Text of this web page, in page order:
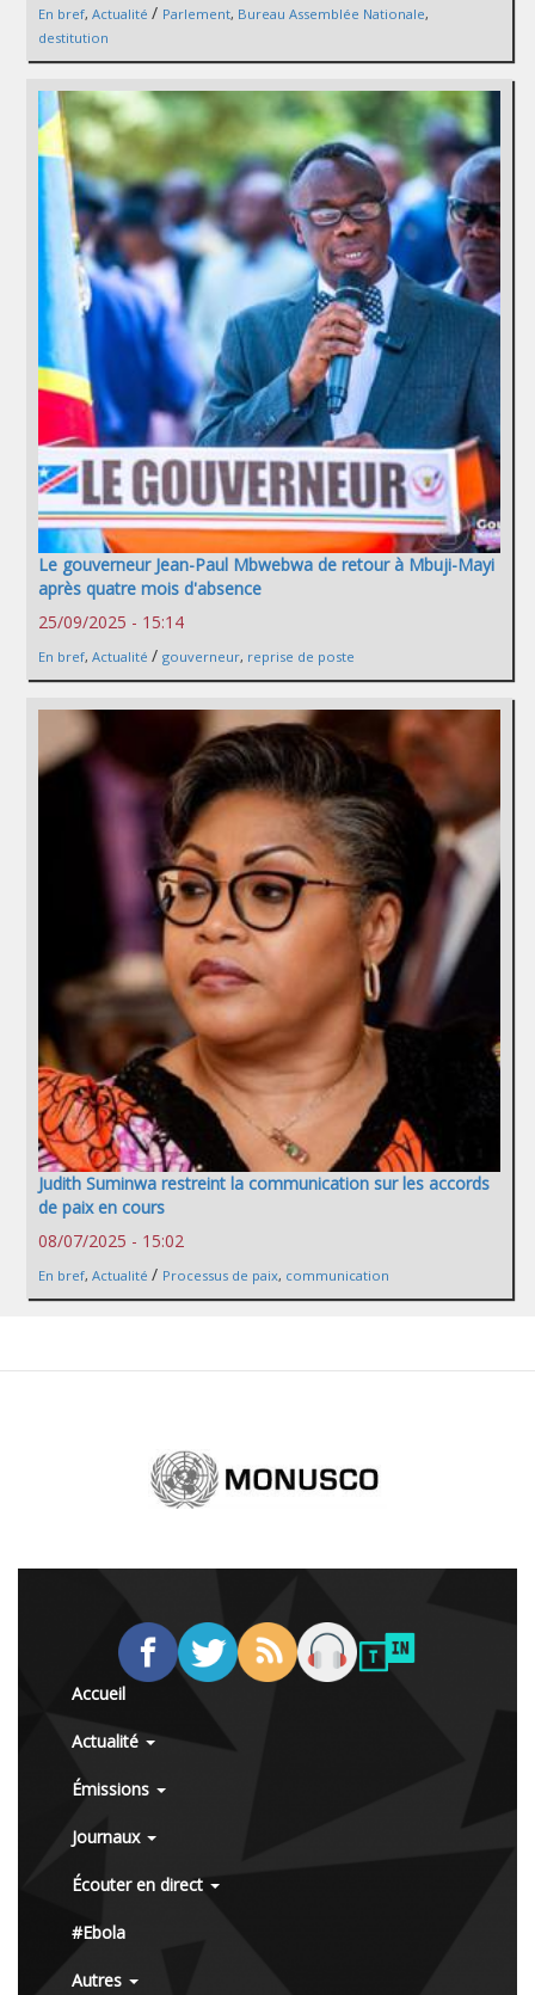
En bref, Actualité / Parlement, Bureau Assemblée Nationale,
destitution
Le gouverneur Jean-Paul Mbwebwa de retour à Mbuji-Mayi
après quatre mois d'absence
25/09/2025 - 15:14
En bref, Actualité / gouverneur, reprise de poste
Judith Suminwa restreint la communication sur les accords
de paix en cours
08/07/2025 - 15:02
En bref, Actualité / Processus de paix, communication
Accueil
Actualité
Émissions
Journaux
Écouter en direct
#Ebola
Autres